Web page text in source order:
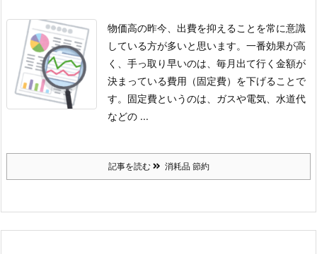
物価高の昨今、出費を抑えることを常に意識
している方が多いと思います。 一番効果が高
く、手っ取り早いのは、毎月出て行く金額が
決まっている費用（固定費）を下げることで
す。 固定費というのは、ガスや電気、水道代
などの ...
記事を読む 消耗品 節約